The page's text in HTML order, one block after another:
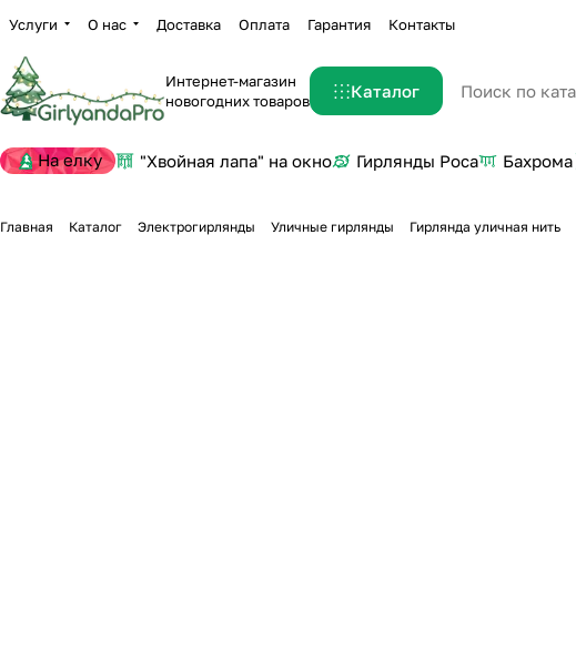
Услуги О нас Доставка Оплата Гарантия Контакты
Интернет-магазин
новогодних товаров
Каталог
На елку "Хвойная лапа" на окно Гирлянды Роса Бахрома
Главная Каталог Электрогирлянды Уличные гирлянды Гирлянда уличная нить